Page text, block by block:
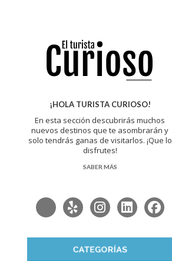
¡HOLA TURISTA CURIOSO!
En esta sección descubrirás muchos
nuevos destinos que te asombrarán y
solo tendrás ganas de visitarlos. ¡Que lo
disfrutes!
SABER MÁS